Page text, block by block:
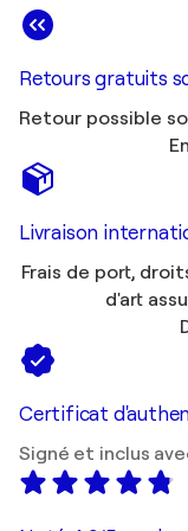
Retours gratuits
Retour possible
Livraison
Frais de port,
d'art
Certificat
Signé et inclus